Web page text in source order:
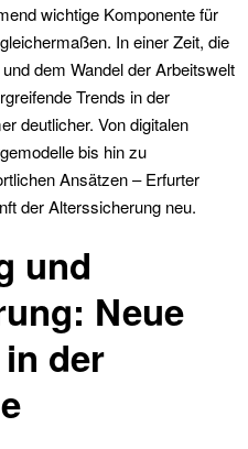
wichtige Komponente für
In einer Zeit, die
dem Wandel der Arbeitswelt
Trends in der
deutlicher. Von digitalen
bis hin zu
Ansätzen – Erfurter
der Alterssicherung neu.
und
Neue
der